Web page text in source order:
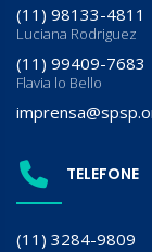
(11) 98133-4811
Luciana Rodriguez
(11) 99409-7683
Flavia lo Bello
TELEFONE
(11) 3284-9809